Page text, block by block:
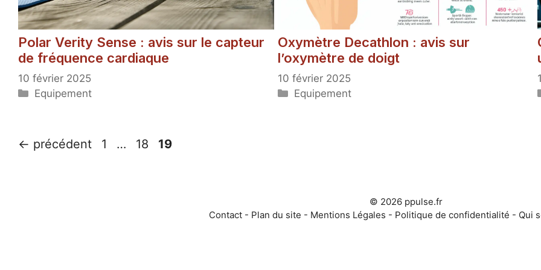
Polar Verity Sense : avis sur le capteur
de fréquence cardiaque
10 février 2025
Catégories
Equipement
Oxymètre Decathlon : avis sur
l’oxymètre de doigt
10 février 2025
Catégories
Equipement
← précédent Page
1 … Page
18 Page
19
© 2026 ppulse.fr
Contact - Plan du site - Mentions Légales - Politique de confidentialité - Qui